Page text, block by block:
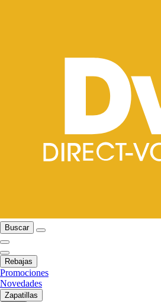
Buscar
Rebajas
Promociones
Novedades
Zapatillas